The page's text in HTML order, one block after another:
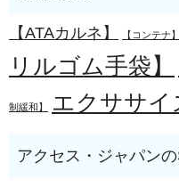
【ATAカルネ】 【コンテナ】
リルゴム手袋】
制緩和】 エクササイ